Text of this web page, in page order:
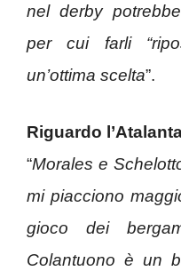
nel derby
per cui farli
un’ottima scelta”.
Riguardo
“Morales e
mi piacciono
gioco dei
Colantuono è un